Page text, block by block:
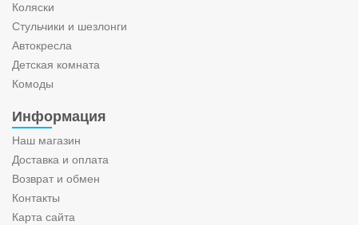
Коляски
Стульчики и шезлонги
Автокресла
Детская комната
Комоды
Информация
Наш магазин
Доставка и оплата
Возврат и обмен
Контакты
Карта сайта